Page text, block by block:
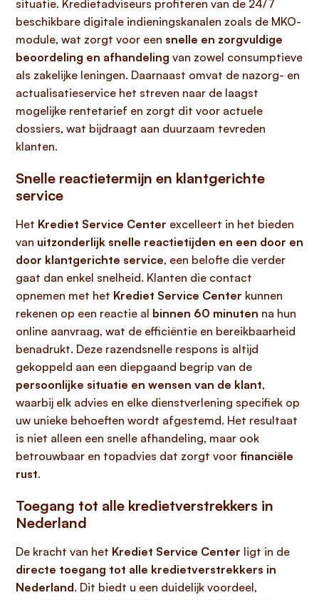
situatie. Kredietadviseurs profiteren van de 24/7
beschikbare digitale indieningskanalen zoals de MKO-
module, wat zorgt voor een snelle en zorgvuldige
beoordeling en afhandeling van zowel consumptieve
als zakelijke leningen. Daarnaast omvat de nazorg- en
actualisatieservice het streven naar de laagst
mogelijke rentetarief en zorgt dit voor actuele
dossiers, wat bijdraagt aan duurzaam tevreden
klanten.
Snelle reactietermijn en klantgerichte
service
Het Krediet Service Center excelleert in het bieden
van uitzonderlijk snelle reactietijden en een door en
door klantgerichte service, een belofte die verder
gaat dan enkel snelheid. Klanten die contact
opnemen met het Krediet Service Center kunnen
rekenen op een reactie al binnen 60 minuten na hun
online aanvraag, wat de efficiëntie en bereikbaarheid
benadrukt. Deze razendsnelle respons is altijd
gekoppeld aan een diepgaand begrip van de
persoonlijke situatie en wensen van de klant,
waarbij elk advies en elke dienstverlening specifiek op
uw unieke behoeften wordt afgestemd. Het resultaat
is niet alleen een snelle afhandeling, maar ook
betrouwbaar en topadvies dat zorgt voor financiële
rust.
Toegang tot alle kredietverstrekkers in
Nederland
De kracht van het Krediet Service Center ligt in de
directe toegang tot alle kredietverstrekkers in
Nederland. Dit biedt u een duidelijk voordeel,